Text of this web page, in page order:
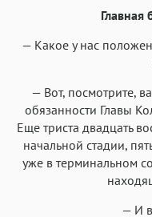
Главная
— Какое у нас
— Вот, посмотрите,
обязанности Главы
Еще триста двадцать
начальной стадии,
уже в терминальном
— И